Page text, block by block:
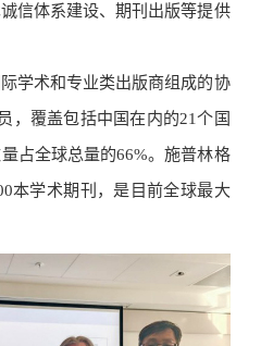
信体系建设、期刊出版等提供
学术和专业类出版商组成的协
，覆盖包括中国在内的21个国
占全球总量的66%。施普林格
本学术期刊，是目前全球最大